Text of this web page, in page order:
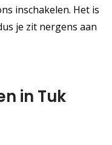
inschakelen. Het is
je zit nergens aan
in Tuk